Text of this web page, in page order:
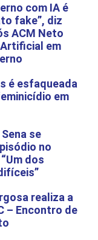
com IA é
fake”, diz
ACM Neto
em
é esfaqueada
em
se
no
dos
realiza a
– Encontro de